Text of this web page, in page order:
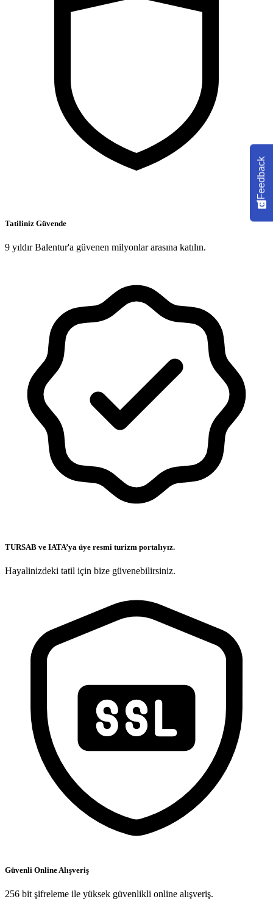
Tatiliniz Güvende
9 yıldır Balentur'a güvenen milyonlar arasına katılın.
TURSAB ve IATA’ya üye resmi turizm portalıyız.
Hayalinizdeki tatil için bize güvenebilirsiniz.
Güvenli Online Alışveriş
256 bit şifreleme ile yüksek güvenlikli online alışveriş.
Feedback